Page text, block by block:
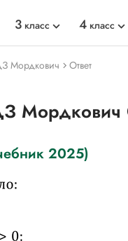
3 класс 4 класс
Мордкович Ответ
Мордкович
2025)